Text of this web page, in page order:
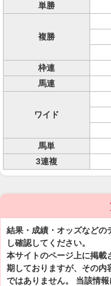
単勝
複勝
枠連
馬連
ワイド
馬単
3連複
結果・成績・オッズなどの
し確認してください。
本サイトのページ上に掲載
期しておりますが、その内
ではありません。 当該情